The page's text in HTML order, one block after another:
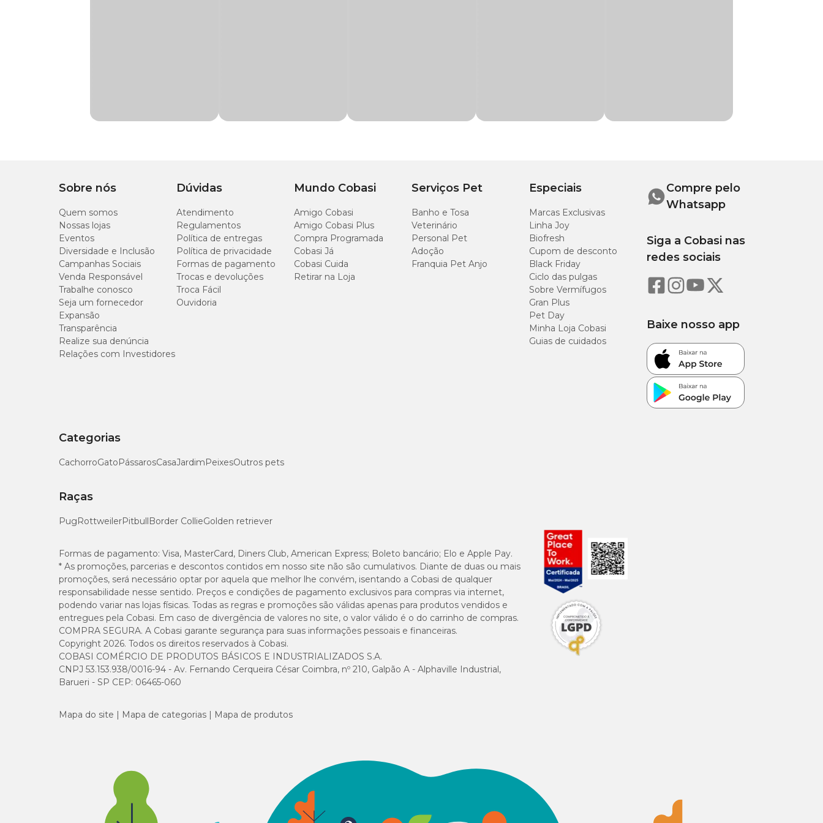
Elimina odores e proporciona sensação prolongada de limpeza;
Umedecer um pano na solução preparada.
Passar sobre a superfície desejada para uma limpeza eficaz.
Precauções
Armazenar na embalagem original, sempre fechada e longe da luz do sol;
Evitar o contato direto com os olhos e manter fora do alcance de crianças e animais de estimação.
Sobre nós
Quem somos
Nossas lojas
Eventos
Diversidade e Inclusão
Campanhas Sociais
Venda Responsável
Trabalhe conosco
Seja um fornecedor
Expansão
Transparência
Realize sua denúncia
Relações com Investidores
Dúvidas
Atendimento
Regulamentos
Política de entregas
Política de privacidade
Formas de pagamento
Trocas e devoluções
Troca Fácil
Ouvidoria
Mundo Cobasi
Amigo Cobasi
Amigo Cobasi Plus
Compra Programada
Cobasi Já
Cobasi Cuida
Retirar na Loja
Serviços Pet
Banho e Tosa
Veterinário
Personal Pet
Adoção
Franquia Pet Anjo
Especiais
Marcas Exclusivas
Linha Joy
Biofresh
Cupom de desconto
Black Friday
Ciclo das pulgas
Sobre Vermífugos
Gran Plus
Pet Day
Minha Loja Cobasi
Guias de cuidados
Categorias
CachorroGatoPássarosCasaJardimPeixesOutros pets
Raças
PugRottweilerPitbullBorder CollieGolden retriever
Compre pelo
Whatsapp
Siga a Cobasi nas
redes sociais
Baixe nosso app
Formas de pagamento: Visa, MasterCard, Diners Club, American Express; Boleto bancário; Elo e Apple Pay.
* As promoções, parcerias e descontos contidos em nosso site não são cumulativos. Diante de duas ou mais
promoções, será necessário optar por aquela que melhor lhe convém, isentando a Cobasi de qualquer
responsabilidade nesse sentido. Preços e condições de pagamento exclusivos para compras via internet,
podendo variar nas lojas físicas. Todas as regras e promoções são válidas apenas para produtos vendidos e
entregues pela Cobasi. Em caso de divergência de valores no site, o valor válido é o do carrinho de compras.
COMPRA SEGURA. A Cobasi garante segurança para suas informações pessoais e financeiras.
Copyright 2026. Todos os direitos reservados à Cobasi.
COBASI COMÉRCIO DE PRODUTOS BÁSICOS E INDUSTRIALIZADOS S.A.
CNPJ 53.153.938/0016-94 - Av. Fernando Cerqueira César Coimbra, nº 210, Galpão A - Alphaville Industrial,
Barueri - SP CEP: 06465-060
Mapa do site Mapa de categorias Mapa de produtos